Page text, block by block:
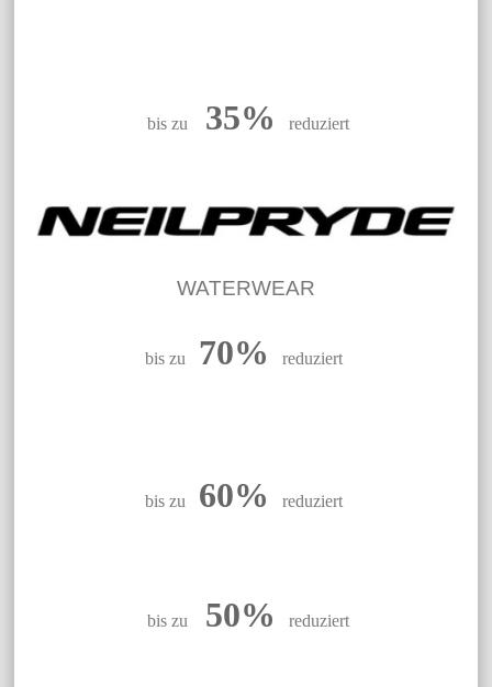
bis zu 35% reduziert
WATERWEAR
bis zu 70% reduziert
bis zu 60% reduziert
bis zu 50% reduziert